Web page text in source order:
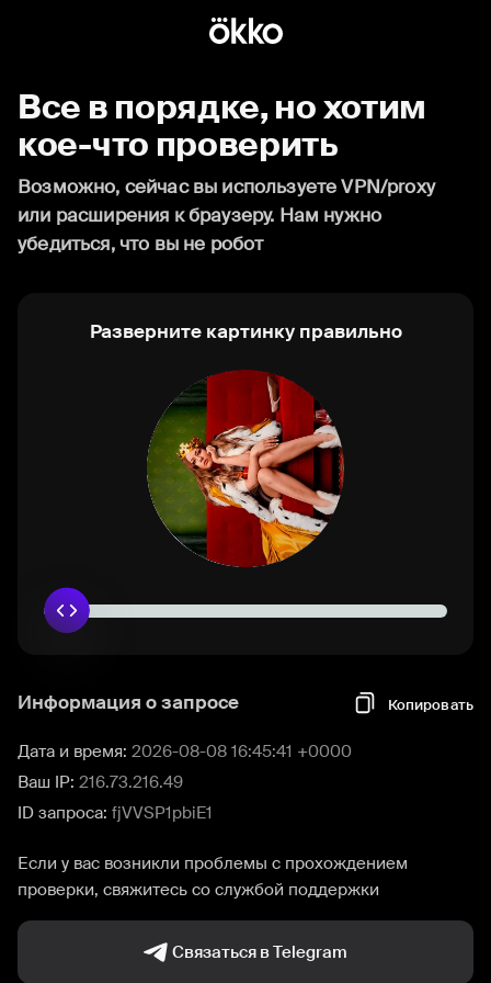
Все в порядке, но хотим
кое-что проверить
Возможно, сейчас вы используете VPN/proxy
или расширения к браузеру. Нам нужно
убедиться, что вы не робот
Разверните картинку правильно
Информация о запросе Копировать
Дата и время: 2026-08-08 16:45:41 +0000
Ваш IP: 216.73.216.49
ID запроса: fjVVSP1pbiE1
Если у вас возникли проблемы с прохождением
проверки, свяжитесь со службой поддержки
Связаться в Telegram